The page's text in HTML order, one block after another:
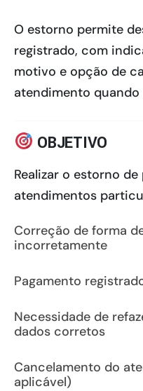
O estorno permite
registrado, com
motivo e opção de
atendimento quando
OBJETIVO
Realizar o estorno
atendimentos
Correção de forma
incorretamente
Pagamento
Necessidade de
dados corretos
Cancelamento do
aplicável)